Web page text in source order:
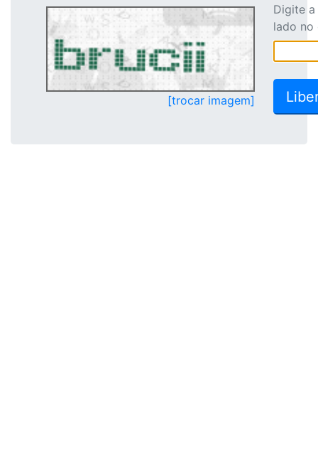
[trocar imagem]
Digite
lado no